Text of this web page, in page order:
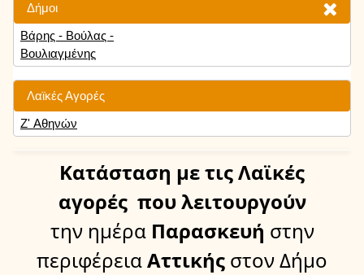
Δήμοι
Βάρης - Βούλας -
Βουλιαγμένης
Λαϊκές Αγορές
Ζ' Αθηνών
Κατάσταση με τις Λαϊκές
αγορές που λειτουργούν
την ημέραΠαρασκευή στην
περιφέρειαΑττικής στον Δήμο